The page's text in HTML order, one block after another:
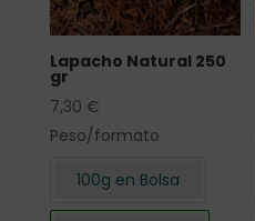
Lapacho Natural 250
gr
7,30 €
Peso/formato
100g en Bolsa